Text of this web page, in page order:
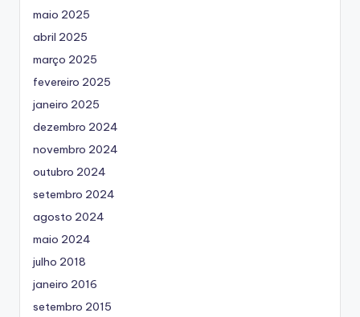
maio 2025
abril 2025
março 2025
fevereiro 2025
janeiro 2025
dezembro 2024
novembro 2024
outubro 2024
setembro 2024
agosto 2024
maio 2024
julho 2018
janeiro 2016
setembro 2015